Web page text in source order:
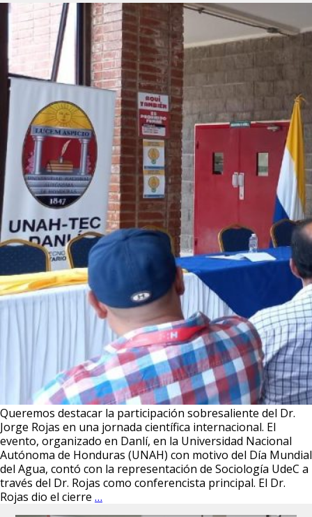
Queremos destacar la participación sobresaliente del Dr.
Jorge Rojas en una jornada científica internacional. El
evento, organizado en Danlí, en la Universidad Nacional
Autónoma de Honduras (UNAH) con motivo del Día Mundial
del Agua, contó con la representación de Sociología UdeC a
través del Dr. Rojas como conferencista principal. El Dr.
Rojas dio el cierre …